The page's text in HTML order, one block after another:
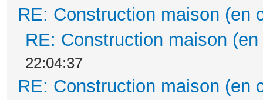
RE: Construction maison (en
RE: Construction maison
22:04:37
RE: Construction maison (en